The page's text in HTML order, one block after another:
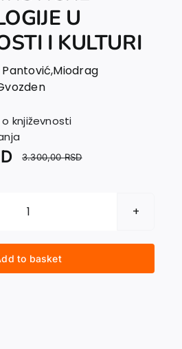
U
I KULTURI
Pantović,Miodrag
književnosti
3.300,00RSD
PREGLEDNI
KOMPARATISTIČKE
TERMINOLOGIJE
to basket